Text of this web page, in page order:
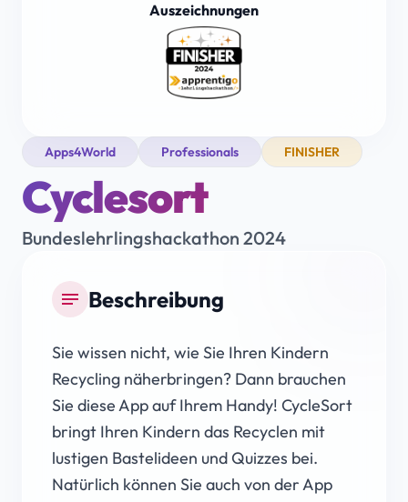
Auszeichnungen
Apps4World Professionals FINISHER
Cyclesort
Bundeslehrlingshackathon 2024
notes Beschreibung
Sie wissen nicht, wie Sie Ihren Kindern
Recycling näherbringen? Dann brauchen
Sie diese App auf Ihrem Handy! CycleSort
bringt Ihren Kindern das Recyclen mit
lustigen Bastelideen und Quizzes bei.
Natürlich können Sie auch von der App